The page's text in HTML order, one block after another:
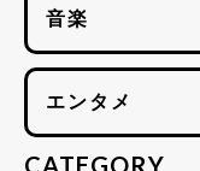
音楽
エンタメ
CATEGORY